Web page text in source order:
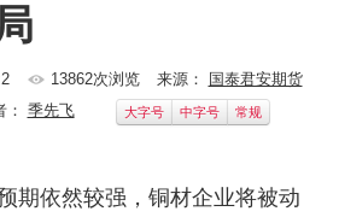
13862次浏览 来源：
国泰君安期货
季先飞 大字号 中字号 常规
期依然较强，铜材企业将被动